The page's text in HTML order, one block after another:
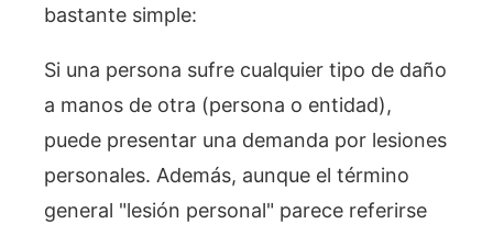
bastante simple:
Si una persona sufre cualquier tipo de daño
a manos de otra (persona o entidad),
puede presentar una demanda por lesiones
personales. Además, aunque el término
general "lesión personal" parece referirse